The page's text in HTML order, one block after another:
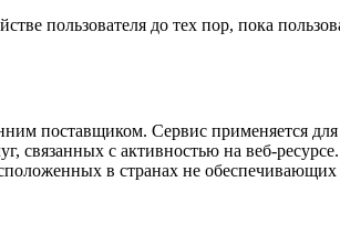
пользователя до тех пор, пока
поставщиком. Сервис применяется для
связанных с активностью на веб-
в странах не